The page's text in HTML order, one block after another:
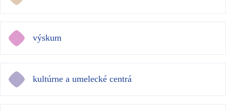
výskum
kultúrne a umelecké centrá